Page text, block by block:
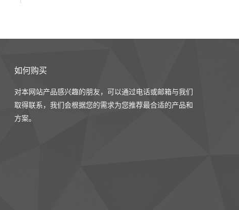
如何购买
对本网站产品感兴趣的朋友，可以通过电话或邮箱与我们
取得联系，我们会根据您的需求为您推荐最合适的产品和
方案。